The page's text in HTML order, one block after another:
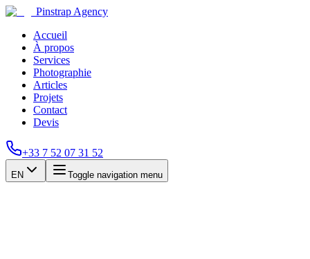
Pinstrap Agency
Accueil
À propos
Services
Photographie
Articles
Projets
Contact
Devis
+33 7 52 07 31 52
EN Toggle navigation menu